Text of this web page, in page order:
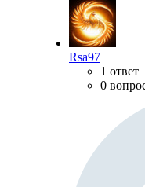
Rsa97
1 ответ
0